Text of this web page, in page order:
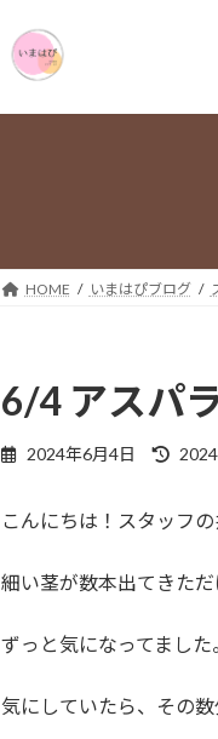
HOME いまはぴブログ
6/4 アスパ
2024年6月4日
最
新
時
:
こんにちは！スタッフ
細い茎が数本出てきた
ずっと気になってました
気にしていたら、その